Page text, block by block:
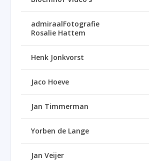
admiraalFotografie
Rosalie Hattem
Henk Jonkvorst
Jaco Hoeve
Jan Timmerman
Yorben de Lange
Jan Veijer